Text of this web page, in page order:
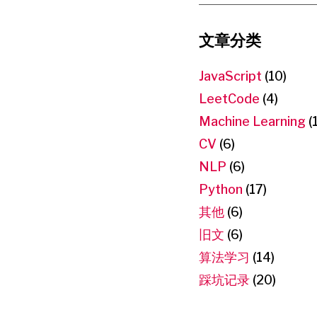
文章分类
JavaScript (10)
LeetCode (4)
Machine Learning
CV (6)
NLP (6)
Python (17)
其他 (6)
旧文 (6)
算法学习 (14)
踩坑记录 (20)